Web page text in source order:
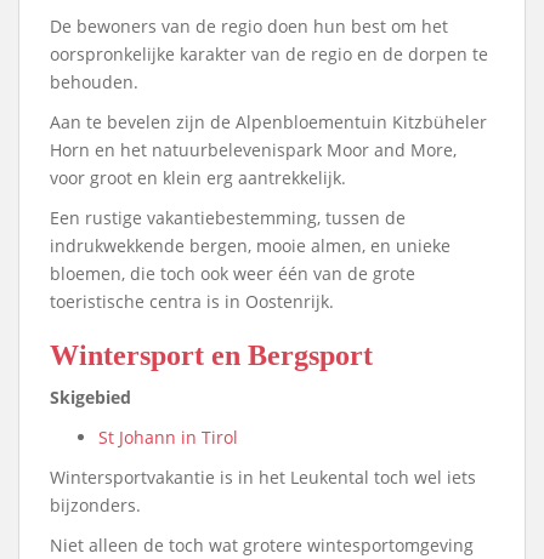
De bewoners van de regio doen hun best om het
oorspronkelijke karakter van de regio en de dorpen te
behouden.
Aan te bevelen zijn de Alpenbloementuin Kitzbüheler
Horn en het natuurbelevenispark Moor and More,
voor groot en klein erg aantrekkelijk.
Een rustige vakantiebestemming, tussen de
indrukwekkende bergen, mooie almen, en unieke
bloemen, die toch ook weer één van de grote
toeristische centra is in Oostenrijk.
Wintersport en Bergsport
Skigebied
St Johann in Tirol
Wintersportvakantie is in het Leukental toch wel iets
bijzonders.
Niet alleen de toch wat grotere wintesportomgeving